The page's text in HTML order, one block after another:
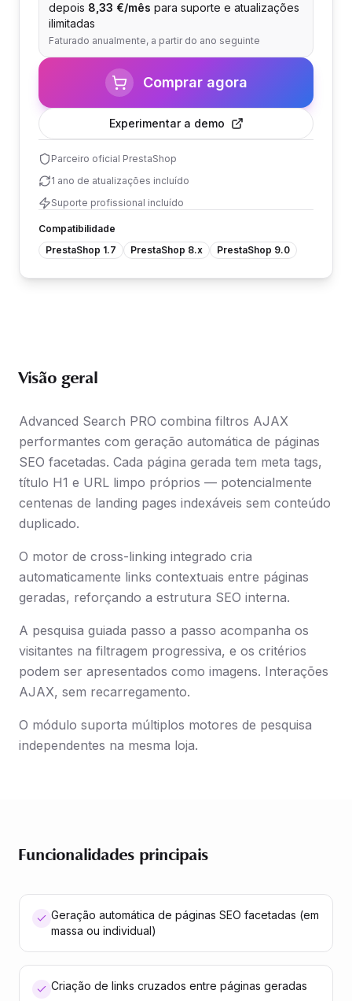
depois 8,33 €/mês para suporte e atualizações
ilimitadas
Faturado anualmente, a partir do ano seguinte
Comprar agora
Experimentar a demo
Parceiro oficial PrestaShop
1 ano de atualizações incluído
Suporte profissional incluído
Compatibilidade
PrestaShop 1.7
PrestaShop 8.x PrestaShop 9.0
Visão geral
Advanced Search PRO combina filtros AJAX
performantes com geração automática de páginas
SEO facetadas. Cada página gerada tem meta tags,
título H1 e URL limpo próprios — potencialmente
centenas de landing pages indexáveis sem conteúdo
duplicado.
O motor de cross-linking integrado cria
automaticamente links contextuais entre páginas
geradas, reforçando a estrutura SEO interna.
A pesquisa guiada passo a passo acompanha os
visitantes na filtragem progressiva, e os critérios
podem ser apresentados como imagens. Interações
AJAX, sem recarregamento.
O módulo suporta múltiplos motores de pesquisa
independentes na mesma loja.
Funcionalidades principais
Geração automática de páginas SEO facetadas (em
massa ou individual)
Criação de links cruzados entre páginas geradas